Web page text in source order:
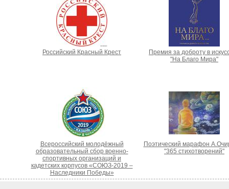
Российский Красный Крест
Премия за доброту в
"На Благо Мира"
Всероссийский молодёжный
образовательный сбор военно-
спортивных организаций и
кадетских корпусов «СОЮЗ-2019 –
Наследники Победы»
Поэтический марафон
"365 стихотворений"